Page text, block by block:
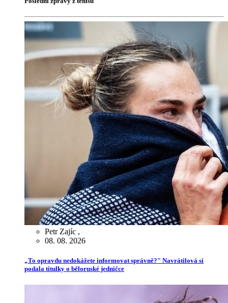
Petr Zajíc ,
08. 08. 2026
„To opravdu nedokážete informovat správně?" Navrátilová si
podala titulky o běloruské jedničce